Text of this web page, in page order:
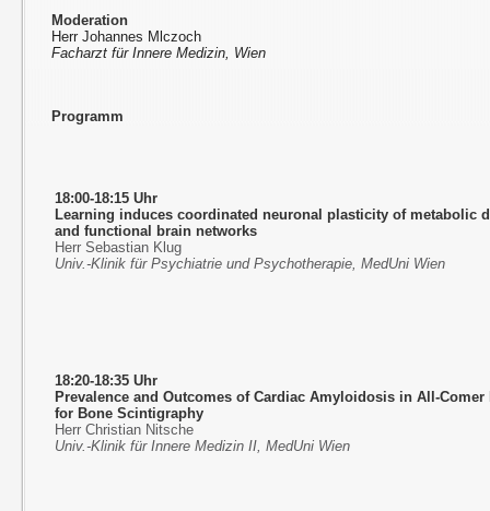
Moderation
Herr Johannes Mlczoch
Facharzt für Innere Medizin, Wien
Programm
18:00-18:15 Uhr
Learning induces coordinated neuronal plasticity of metabolic
and functional brain networks
Herr Sebastian Klug
Univ.-Klinik für Psychiatrie und Psychotherapie, MedUni Wien
18:20-18:35 Uhr
Prevalence and Outcomes of Cardiac Amyloidosis in All-Comer
for Bone Scintigraphy
Herr Christian Nitsche
Univ.-Klinik für Innere Medizin II, MedUni Wien